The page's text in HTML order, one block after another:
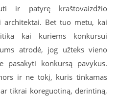
ir patyrę kraštovaizdžio
architektai. Bet tuo metu, kai
kai kuriems konkursui
atrodė, jog užteks vieno
pasakyti konkursą pavykus.
ir ne tokį, kuris tinkamas
tikrai koreguotiną, derintiną,